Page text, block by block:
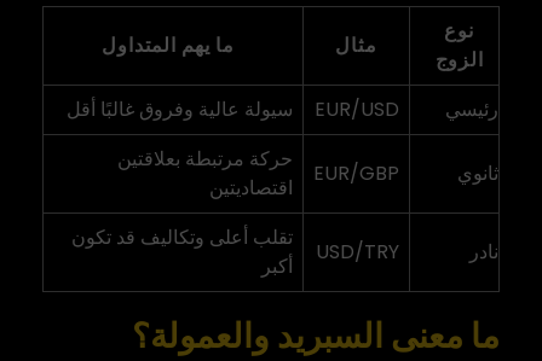
نوع
الزوج
مثال ما يهم المتداول
رئيسي EUR/USD سيولة عالية وفروق غالبًا أقل
ثانوي EUR/GBP
حركة مرتبطة بعلاقتين
اقتصاديتين
نادر USD/TRY
تقلب أعلى وتكاليف قد تكون
أكبر
ما معنى السبريد والعمولة؟